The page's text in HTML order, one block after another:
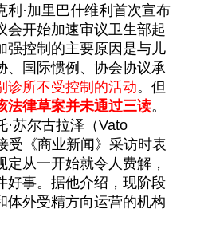
利·加里巴什维利首次宣布
会开始加速审议卫生部起
强控制的主要原因是与儿
、国际惯例、协会协议承
诊所不受控制的活动。 但
法律草案并未通过三读。
·苏尔古拉泽（Vato
受《商业新闻》采访时表
定从一开始就令人费解，
好事。据他介绍，现阶段
体外受精方向运营的机构